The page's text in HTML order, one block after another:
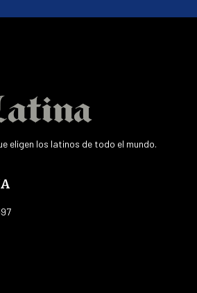
eligen los latinos de todo el mundo.